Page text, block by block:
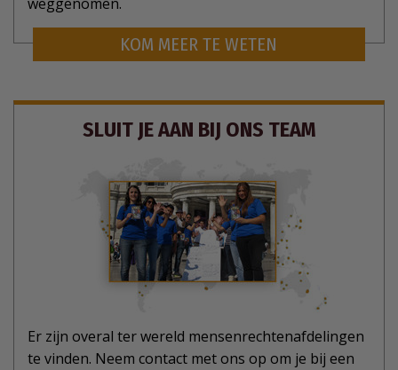
KOM MEER TE WETEN
SLUIT JE AAN BIJ ONS TEAM
Er zijn overal ter wereld mensenrechtenafdelingen
te vinden. Neem contact met ons op om je bij een